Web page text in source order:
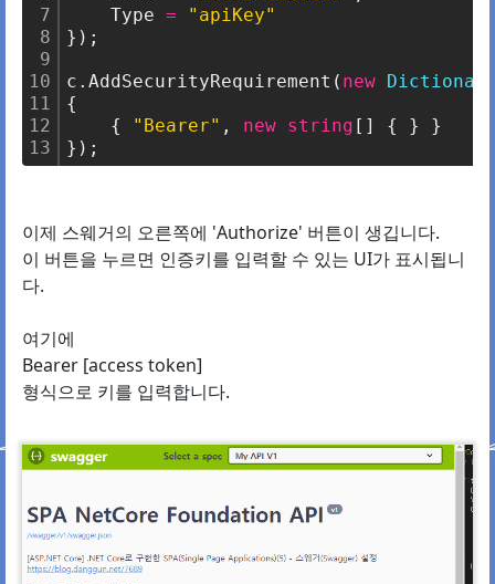
7
8
9
10
11
12
13
Type =
"apiKey"
});
c.AddSecurityRequirement( new
{
{
"Bearer" , new string [] { } }
});
이제 스웨거의 오른쪽에 'Authorize' 버튼이 생깁니다.
이 버튼을 누르면 인증키를 입력할 수 있는 UI가 표시됩니
다.
여기에
Bearer [access token]
형식으로 키를 입력합니다.